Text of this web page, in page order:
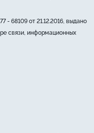
- 68109 от 21.12.2016, выдано
связи, информационных